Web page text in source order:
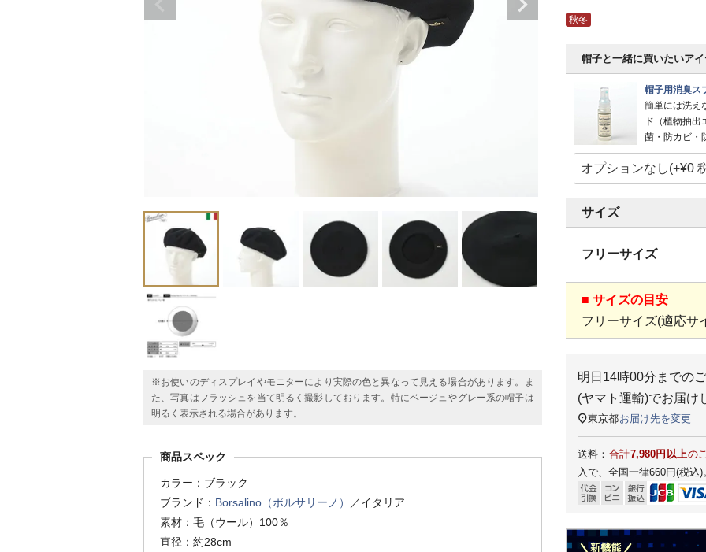
※お使いのディスプレイやモニターにより実際の色と異なって見える場合があります。ま
た、写真はフラッシュを当て明るく撮影しております。特にベージュやグレー系の帽子は
明るく表示される場合があります。
商品スペック
カラー：ブラック
ブランド： Borsalino（ボルサリーノ）
／イタリア
素材：毛（ウール）100％
直径：約28cm
秋冬
帽子と一緒に買いたいアイ
帽子用消臭ス
簡単には洗え
ド（植物抽
菌・防カビ・
サイズ
フリーサイズ
■ サイズの目安
フリーサイズ(適応サ
明日 14時00分 までの
(ヤマト運輸)でお届け
東京都お届け先を変更
送料： 合計7,980円以上の
入で、全国一律660円(税込)